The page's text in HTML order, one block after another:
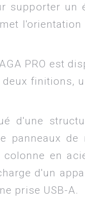
supporter un
PRO est
finitions,
d'une
panneaux de
en
d'un
prise USB-A.